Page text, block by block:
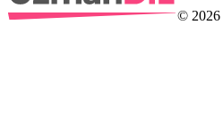
© 2026